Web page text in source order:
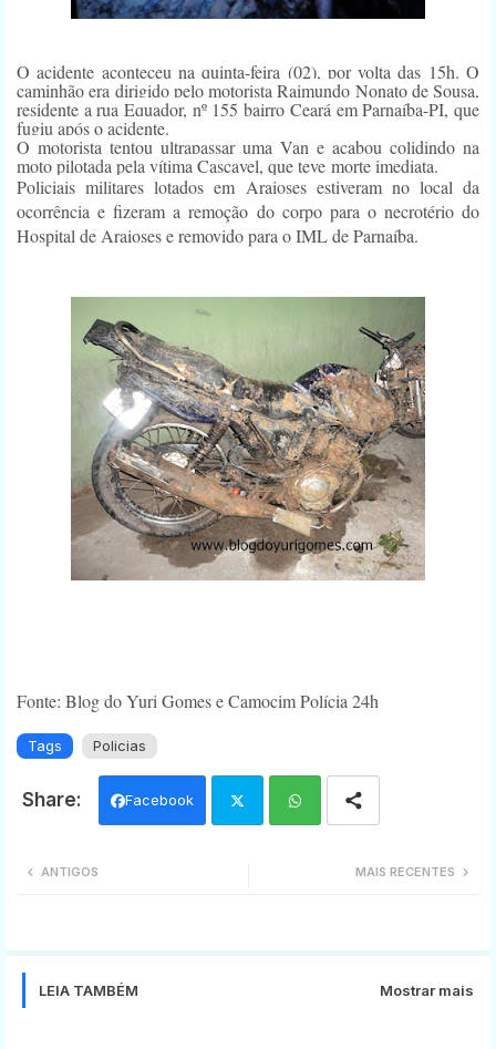
O acidente aconteceu na quinta-feira (02), por volta das 15h. O
caminhão era dirigido pelo motorista Raimundo Nonato de Sousa,
residente a rua Equador, nº 155 bairro Ceará em Parnaíba-PI, que
fugiu após o acidente.
O motorista tentou ultrapassar uma Van e acabou colidindo na
moto pilotada pela vítima Cascavel, que teve morte imediata.
Policiais militares lotados em Araioses estiveram no local da
ocorrência e fizeram a remoção do corpo para o necrotério do
Hospital de Araioses e removido para o IML de Parnaíba.
Fonte: Blog do Yuri Gomes e Camocim Polícia 24h
Tags Policias
Facebook
MAIS RECENTES
ANTIGOS
LEIA TAMBÉM Mostrar mais